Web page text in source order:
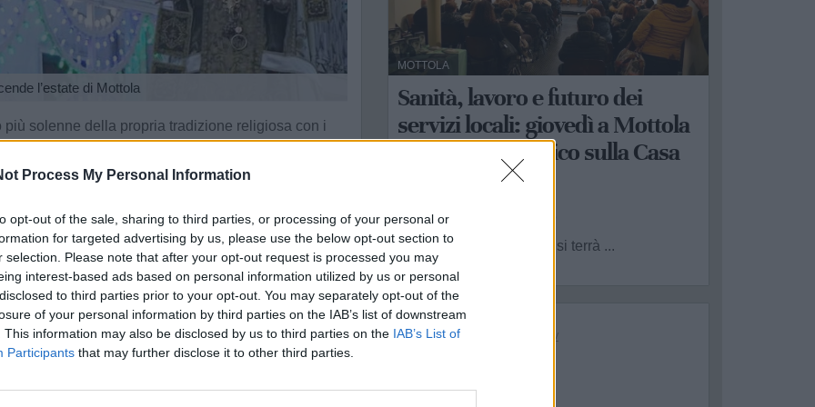
Process My Personal Information
opt-out of the sale, sharing to third parties, or processing of your personal or
for targeted advertising by us, please use the below opt-out section to
selection. Please note that after your opt-out request is processed you may
interest-based ads based on personal information utilized by us or personal
to third parties prior to your opt-out. You may separately opt-out of the
of your personal information by third parties on the IAB’s list of downstream
This information may also be disclosed by us to third parties on the IAB’s List of
Participants that may further disclose it to other third parties.
l’estate di Mottola
solenne della propria tradizione religiosa con i
Maria del Monte Carmelo, in programma dal
confraternita del Carmine e Purgatorio,
locale e per i devoti provenienti dal circondario.
novena, che inizierà martedì 7 luglio con
del Carmine, il quale partirà dalla chiesa
del Carmine. Dal 7 al 15 luglio la celebrazione
è prevista alle 19:30. Tra il 10 e il 12 luglio sono in
dei simpatizzanti e aspiranti, prevista il 10 luglio, e
confraternita. Sempre il 10 luglio l'associazione
del Santo Rosario.
giornata del 16 luglio. Nella chiesa del Carmine
MOTTOLA
Sanità, lavoro e futuro dei
servizi locali: giovedì a Mottola
il dibattito pubblico sulla Casa
di Comunità
La Redazione - mer 8 luglio
Giovedì 9 luglio, alle 19, si terrà ...